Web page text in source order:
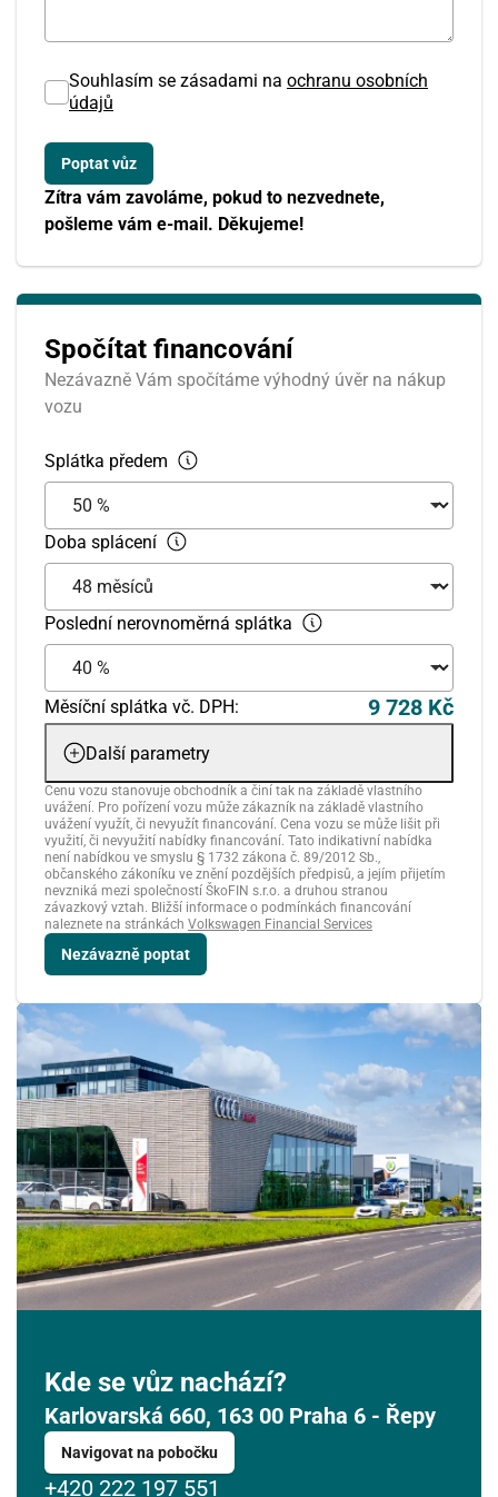
Souhlasím se zásadami na ochranu osobních
údajů
Zítra vám zavoláme, pokud to nezvednete,
pošleme vám e-mail. Děkujeme!
Spočítat financování
Nezávazně Vám spočítáme výhodný úvěr na nákup
vozu
Splátka předem
Doba splácení
Poslední nerovnoměrná splátka
Měsíční splátka vč. DPH: 9 728 Kč
Další parametry
Cenu vozu stanovuje obchodník a činí tak na základě vlastního
uvážení. Pro pořízení vozu může zákazník na základě vlastního
uvážení využít, či nevyužít financování. Cena vozu se může lišit při
využití, či nevyužití nabídky financování. Tato indikativní nabídka
není nabídkou ve smyslu § 1732 zákona č. 89/2012 Sb.,
občanského zákoníku ve znění pozdějších předpisů, a jejím přijetím
nevzniká mezi společností ŠkoFIN s.r.o. a druhou stranou
závazkový vztah. Bližší informace o podmínkách financování
naleznete na stránkách Volkswagen Financial Services
Nezávazně poptat
Kde se vůz nachází?
Karlovarská 660, 163 00 Praha 6 - Řepy
Navigovat na pobočku
+420 222 197 551
PO ÚT
27 28
3 4 5 6
10 11 12 13 14 15 16
17 18 19 20
24
31 1 2